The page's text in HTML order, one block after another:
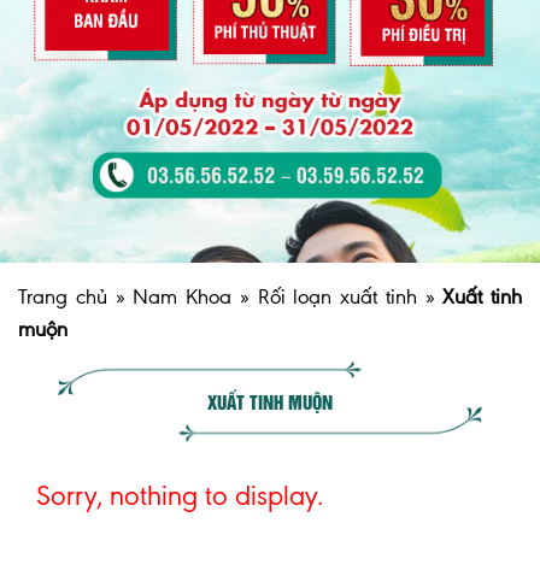
Trang chủ » Nam Khoa » Rối loạn xuất tinh »Xuất tinh
muộn
XUẤT TINH MUỘN
Sorry, nothing to display.